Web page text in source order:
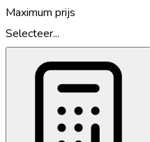
Maximum prijs
Selecteer...